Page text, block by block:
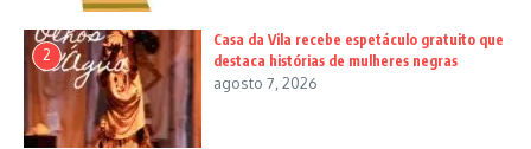
2
Casa da Vila recebe espetáculo gratuito que
destaca histórias de mulheres negras
agosto 7, 2026